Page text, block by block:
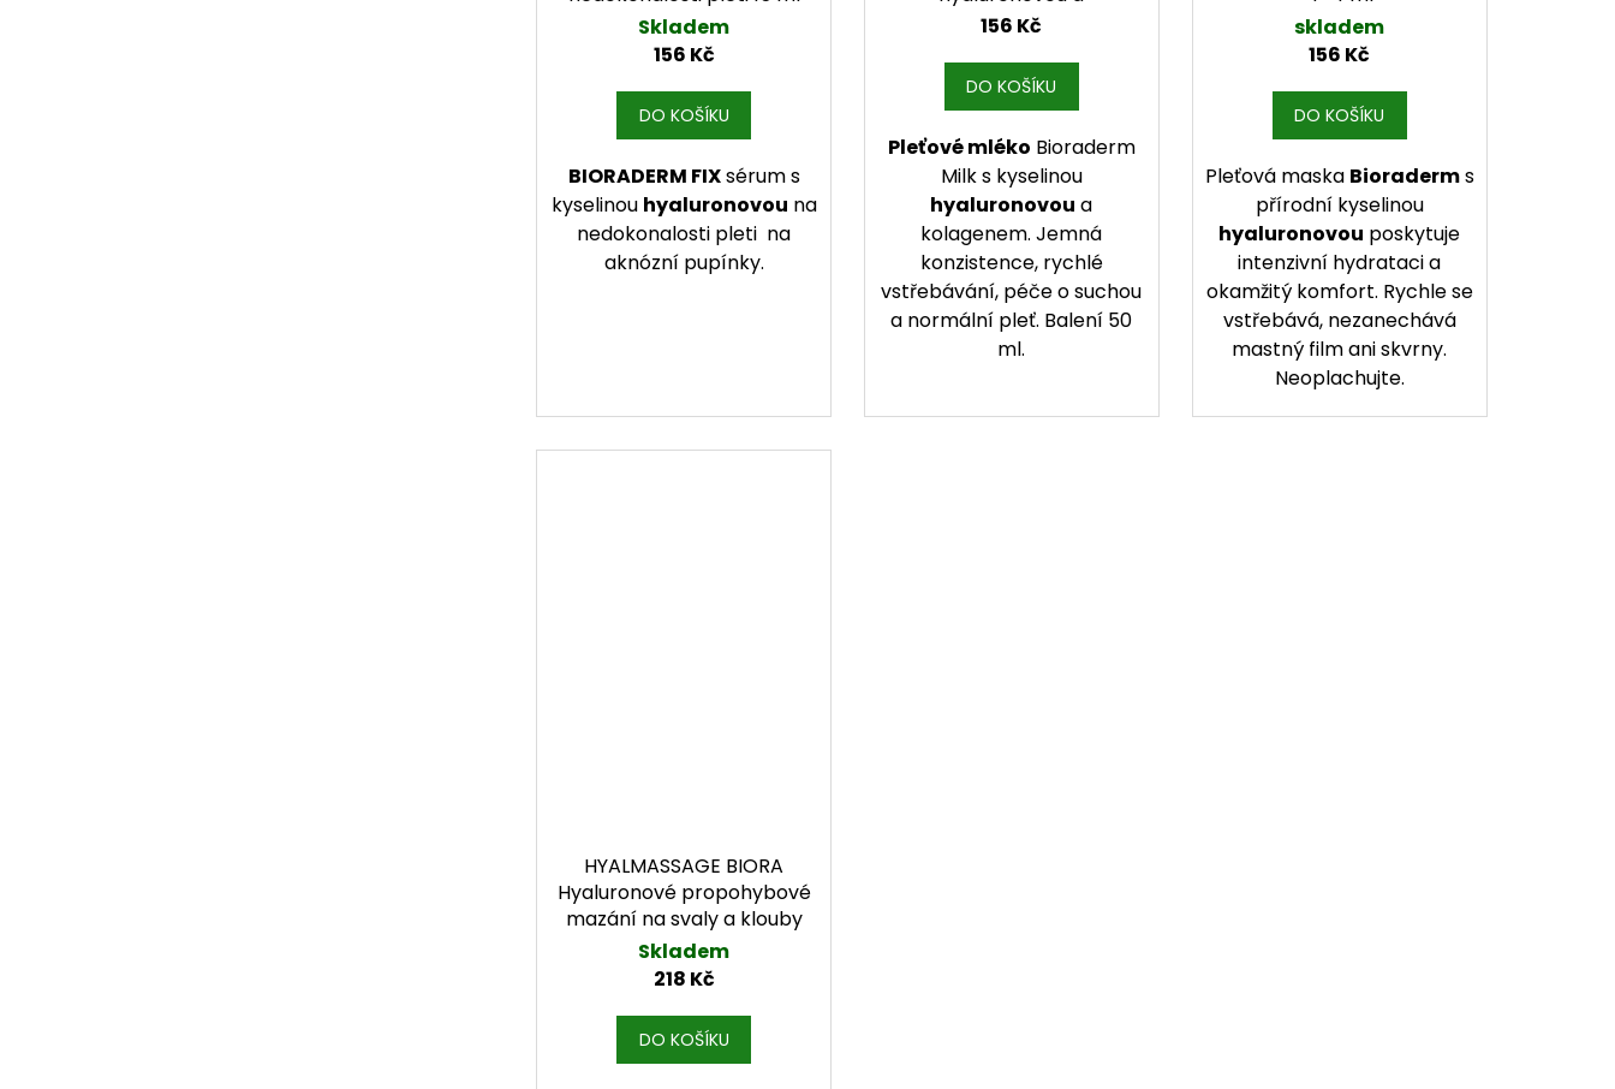
Skladem
156 Kč
DO KOŠÍKU
BIORADERM FIXsérum s
kyselinou hyaluronovou na
nedokonalosti pleti na
aknózní pupínky.
kolagenem 50 ml
156 Kč
DO KOŠÍKU
Pleťové mléko Bioraderm
Milk s kyselinou
hyaluronovou a
kolagenem. Jemná
konzistence, rychlé
vstřebávání, péče o suchou
a normální pleť. Balení 50
ml.
skladem
156 Kč
DO KOŠÍKU
Pleťová maska Bioraderms
přírodní kyselinou
hyaluronovou poskytuje
intenzivní hydrataci a
okamžitý komfort. Rychle se
vstřebává, nezanechává
mastný film ani skvrny.
Neoplachujte.
HYALMASSAGE BIORA
Hyaluronové propohybové
mazání na svaly a klouby
100 ml
Skladem
218 Kč
DO KOŠÍKU